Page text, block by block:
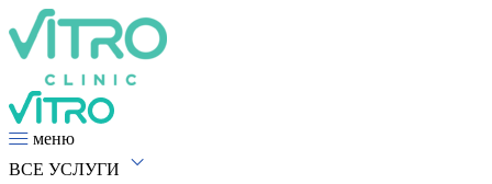
меню
ВСЕ УСЛУГИ